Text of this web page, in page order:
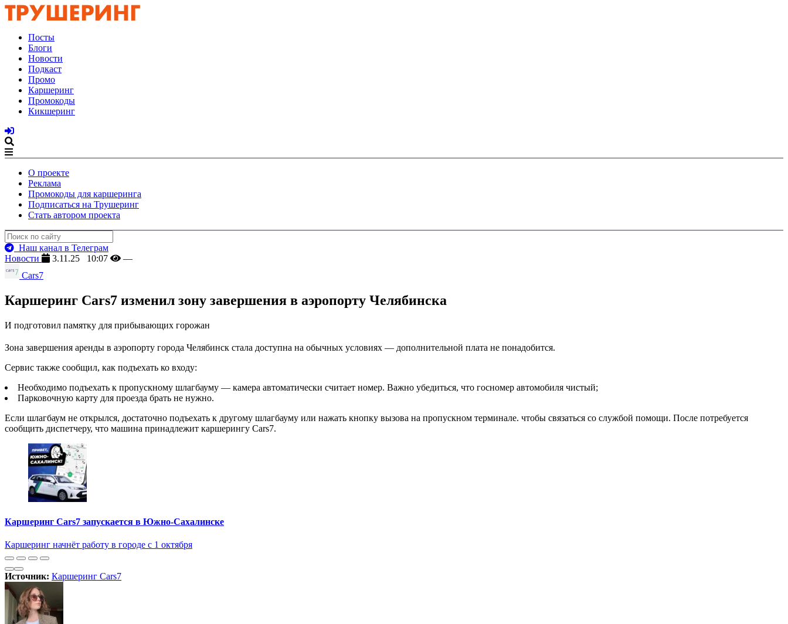
Посты
Блоги
Новости
Подкаст
Промо
Каршеринг
Промокоды
Кикшеринг
О проекте
Реклама
Промокоды для каршеринга
Подписаться на Трушеринг
Стать автором проекта
Наш канал в Телеграм
Новости
3.11.25 10:07
—
Cars7
Каршеринг Cars7 изменил зону завершения в аэропорту Челябинска
И подготовил памятку для прибывающих горожан
Зона завершения аренды в аэропорту города Челябинск стала доступна на обычных условиях — дополнительной плата не понадобится.
Сервис также сообщил, как подъехать ко входу:
Необходимо подъехать к пропускному шлагбауму — камера автоматически считает номер. Важно убедиться, что госномер автомобиля чистый;
Парковочную карту для проезда брать не нужно.
Если шлагбаум не открылся, достаточно подъехать к другому шлагбауму или нажать кнопку вызова на пропускном терминале. чтобы связаться со службой помощи. После потребуется
сообщить диспетчеру, что машина принадлежит каршерингу Cars7.
Каршеринг Cars7 запускается в Южно-Сахалинске
Каршеринг начнёт работу в городе с 1 октября
Источник: Каршеринг Cars7